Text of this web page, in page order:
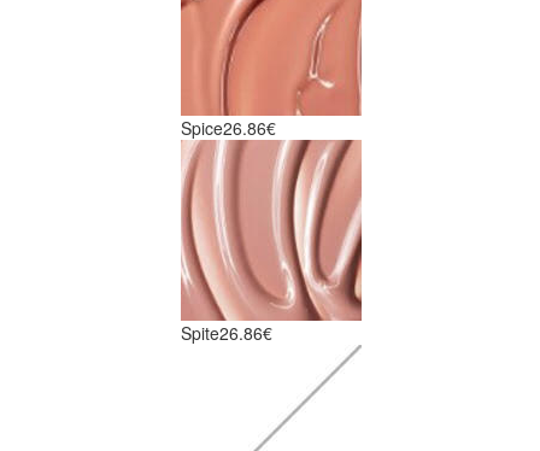
Spice26.86€
Spite26.86€